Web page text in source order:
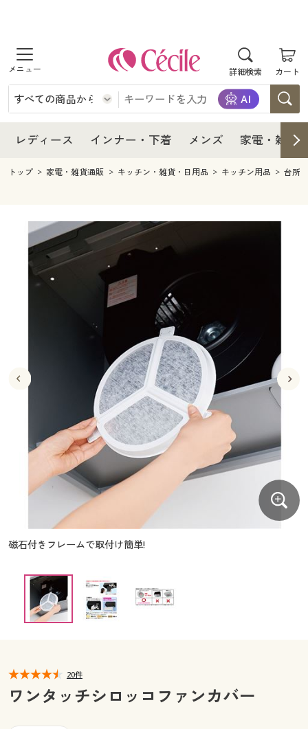
詳細検索 カート
商品を探す
レディース
レディースファッション
インナー・下着
インナー・下着通販すべて
メンズ下着
ジュニア・ティーンズ下着
メンズ
メンズファッション
メンズ下着
家電・雑貨すべて
家電
キッチン・雑貨・日用品
寝具・インテリア・家具
寝具・インテリア・家具通販すべて
カーテン・ラグ・ファブリック
美容・健康
美容・健康通販すべて
美容・健康・サプリメント
制服・スクール
制服・スクールすべて
ジュニア・ティーンズ下着
大きいサイズ通販すべて
大きいサイズ レディース服
大きいサイズ レディース下着
大きいサイズ メンズ
バーゲンセール
シークレットセール
詳細検索
商品カテゴリ一覧
カタログ・チラシからのご注文
デジタルカタログ
カタログ無料プレゼント
マイページ
閲覧履歴
レディース インナー・下着 メンズ 家電・雑貨
レディース
レディース通販すべて
レディースファッション
インナー・下着
インナー・下着通販すべて
ジュニア・ティーンズ下着
メンズ
メンズ下着
キッチン・雑貨・日用品
寝具・インテリア・家具通販すべて
家具・収納
カーテン・ラグ・ファブリック
美容・健康
美容・健康通販すべて
制服・スクール
ジュニア・ティーンズ下着
大きいサイズ通販すべて
大きいサイズ レディース服
大きいサイズ レディース下着
大きいサイズ メンズ
大きいサイズ 事務・制服
シークレットセール
詳細検索
商品カテゴリ一覧
カタログ
カタログ・チラシからのご注文
カタログ無料プレゼント
会員メニュー
閲覧履歴
トップ 家電・雑貨通販 キッチン・雑貨・日用品 キッチン用品 台所
磁石付きフレームで取付け簡単!
20件
ワンタッチシロッコファンカバー